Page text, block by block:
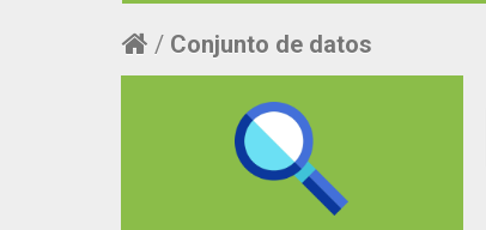
Conjunto de datos